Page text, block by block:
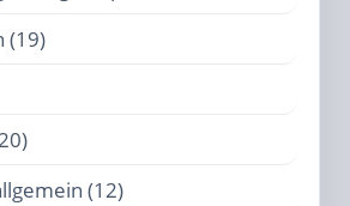
(19)
(12)